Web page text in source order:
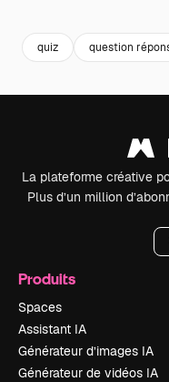
quiz question
La plateforme créative
Plus d’un million
Produits
Spaces
Assistant IA
Générateur d’images IA
Générateur de vidéos IA